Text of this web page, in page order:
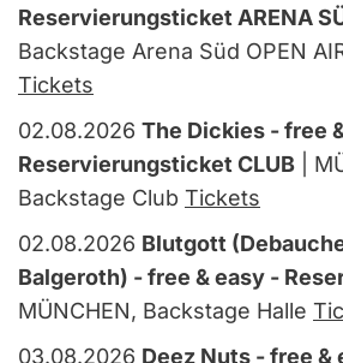
Reservierungsticket ARENA
Backstage Arena Süd OPEN
Tickets
02.08.2026 The Dickies - free
Reservierungsticket CLUB |
Backstage Club Tickets
02.08.2026 Blutgott
Balgeroth) - free & easy -
MÜNCHEN, Backstage Halle
03.08.2026 Deez Nuts - free &